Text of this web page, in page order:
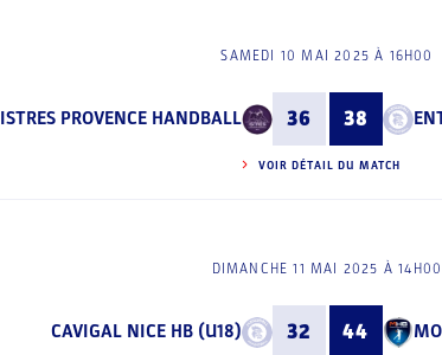
SAMEDI 10 MAI 2025 À 16H00
ISTRES PROVENCE HANDBALL 36 38
VOIR DÉTAIL DU MATCH
DIMANCHE 11 MAI 2025 À 14H00
CAVIGAL NICE HB (U18) 32 44